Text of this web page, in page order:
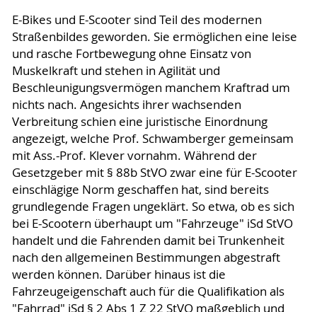
E-Bikes und E-Scooter sind Teil des modernen
Straßenbildes geworden. Sie ermöglichen eine leise
und rasche Fortbewegung ohne Einsatz von
Muskelkraft und stehen in Agilität und
Beschleunigungsvermögen manchem Kraftrad um
nichts nach. Angesichts ihrer wachsenden
Verbreitung schien eine juristische Einordnung
angezeigt, welche Prof. Schwamberger gemeinsam
mit Ass.-Prof. Klever vornahm. Während der
Gesetzgeber mit § 88b StVO zwar eine für E-Scooter
einschlägige Norm geschaffen hat, sind bereits
grundlegende Fragen ungeklärt. So etwa, ob es sich
bei E-Scootern überhaupt um "Fahrzeuge" iSd StVO
handelt und die Fahrenden damit bei Trunkenheit
nach den allgemeinen Bestimmungen abgestraft
werden können. Darüber hinaus ist die
Fahrzeugeigenschaft auch für die Qualifikation als
"Fahrrad" iSd § 2 Abs 1 Z 22 StVO maßgeblich und